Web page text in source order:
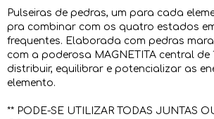
Pulseiras de pedras, um para cada
pra combinar com os quatro estados
frequentes. Elaborada com pedras
com a poderosa MAGNETITA central de
distribuir, equilibrar e potencializar as
elemento.
** PODE-SE UTILIZAR TODAS JUNTAS